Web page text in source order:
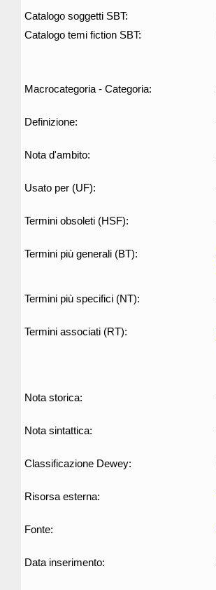
Catalogo soggetti SBT:
Catalogo temi fiction SBT:
Macrocategoria - Categoria:
Definizione:
Nota d'ambito:
Usato per (UF):
Termini obsoleti (HSF):
Termini più generali (BT):
Termini più specifici (NT):
Termini associati (RT):
Nota storica:
Nota sintattica:
Classificazione Dewey:
Risorsa esterna:
Fonte:
Data inserimento: